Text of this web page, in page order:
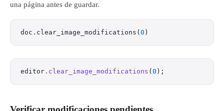
una página antes de guardar.
doc.clear_image_modifications( 0 )
editor . clear_image_modifications ( 0 );